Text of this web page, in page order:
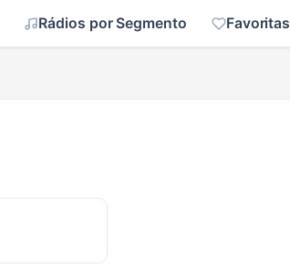
Rádios por Segmento Favoritas